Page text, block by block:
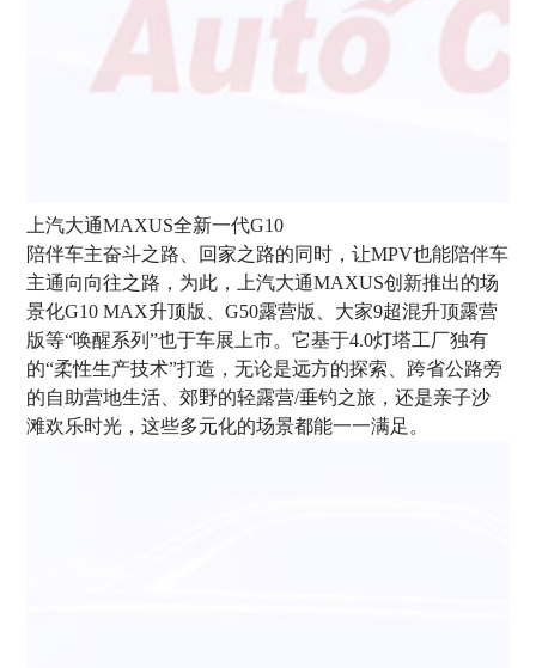
上汽大通MAXUS全新一代G10
陪伴车主奋斗之路、回家之路的同时，让MPV也能陪伴车
主通向向往之路，为此，上汽大通MAXUS创新推出的场
景化G10 MAX升顶版、G50露营版、大家9超混升顶露营
版等“唤醒系列”也于车展上市。它基于4.0灯塔工厂独有
的“柔性生产技术”打造，无论是远方的探索、跨省公路旁
的自助营地生活、郊野的轻露营/垂钓之旅，还是亲子沙
滩欢乐时光，这些多元化的场景都能一一满足。